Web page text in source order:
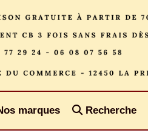
marques Recherche